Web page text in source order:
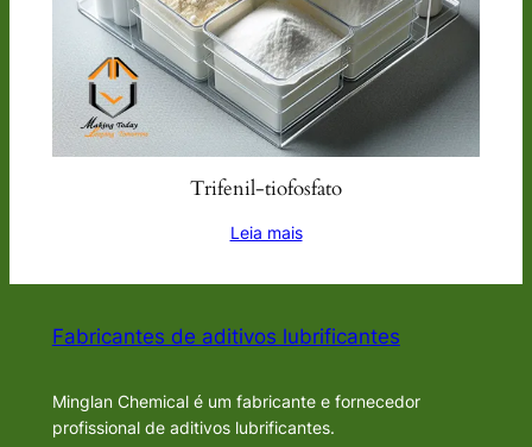
Trifenil-tiofosfato
Leia mais
Fabricantes de aditivos lubrificantes
Minglan Chemical é um fabricante e fornecedor
profissional de aditivos lubrificantes.